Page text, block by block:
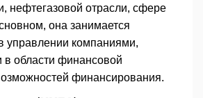
нефтегазовой отрасли, сфере
она занимается
управлении компаниями,
в области финансовой
финансирования.